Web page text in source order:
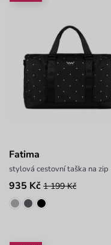
Fatima
stylová cestovní taška na zip
935 Kč 1 199 Kč